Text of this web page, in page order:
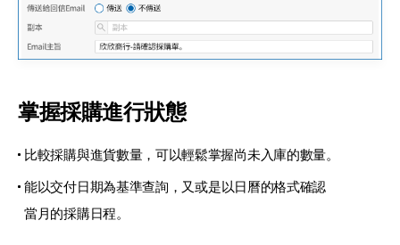
掌握採購進行狀態
比較採購與進貨數量，可以輕鬆掌握尚未入庫的數量。
能以交付日期為基準查詢，又或是以日曆的格式確認
當月的採購日程。